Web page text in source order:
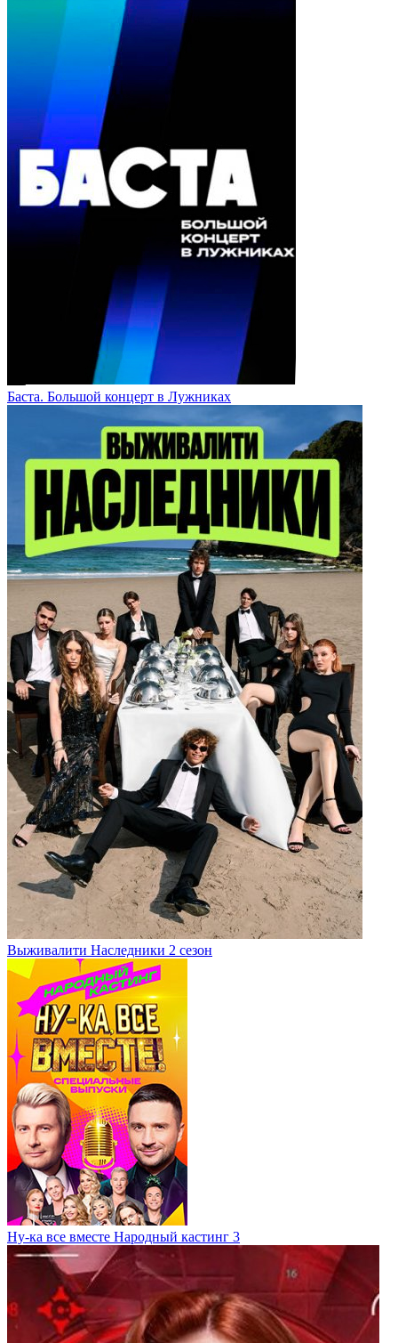
Баста. Большой концерт в Лужниках
Выживалити Наследники 2 сезон
Ну-ка все вместе Народный кастинг 3